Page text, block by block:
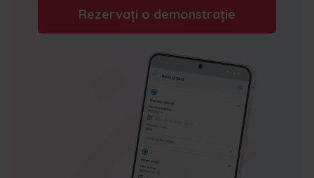
Rezervați o demonstrație